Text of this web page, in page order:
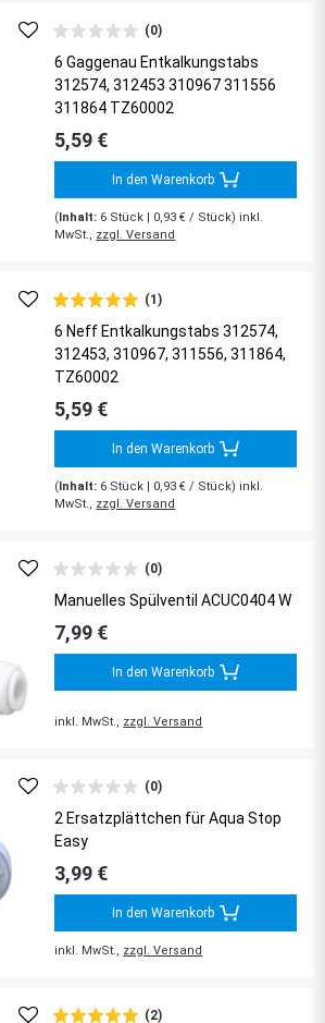
(0)
6 Gaggenau Entkalkungstabs
312574, 312453 310967 311556
311864 TZ60002
5,59 €
In den Warenkorb
(Inhalt: 6 Stück | 0,93 € / Stück) inkl.
MwSt., zzgl. Versand
(1)
6 Neff Entkalkungstabs 312574,
312453, 310967, 311556, 311864,
TZ60002
5,59 €
In den Warenkorb
(Inhalt: 6 Stück | 0,93 € / Stück) inkl.
MwSt., zzgl. Versand
(0)
Manuelles Spülventil ACUC0404 W
7,99 €
In den Warenkorb
inkl. MwSt., zzgl. Versand
(0)
2 Ersatzplättchen für Aqua Stop
Easy
3,99 €
In den Warenkorb
inkl. MwSt., zzgl. Versand
(2)